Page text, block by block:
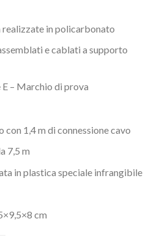
in policarbonato
e cablati a supporto
– Marchio di prova
1,4 m di connessione cavo
7,5 m
in plastica speciale infrangibile
cm